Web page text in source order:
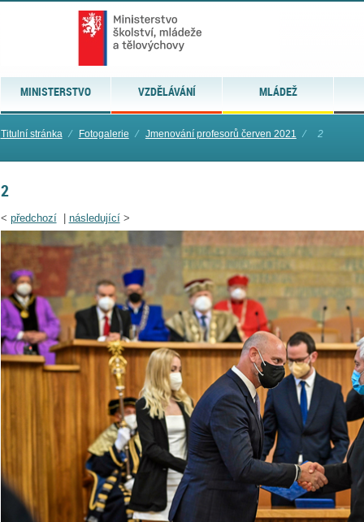
MINISTERSTVO VZDĚLÁVÁNÍ MLÁDEŽ
Titulní stránka ⁄ Fotogalerie ⁄ Jmenování profesorů červen 2021 ⁄ 2
2
< předchozí| následující>